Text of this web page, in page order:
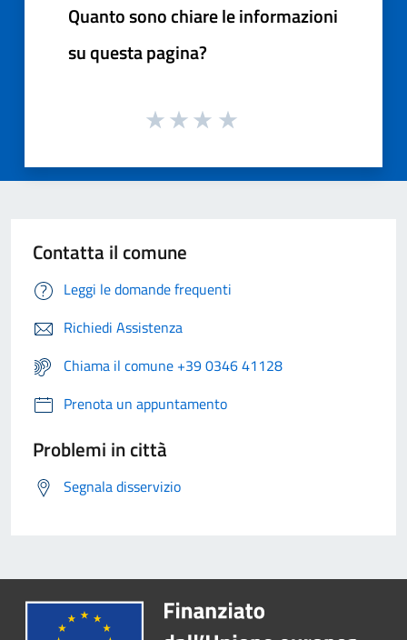
Quanto sono chiare le informazioni
su questa pagina?
Contatta il comune
Leggi le domande frequenti
Richiedi Assistenza
Chiama il comune +39 0346 41128
Prenota un appuntamento
Problemi in città
Segnala disservizio